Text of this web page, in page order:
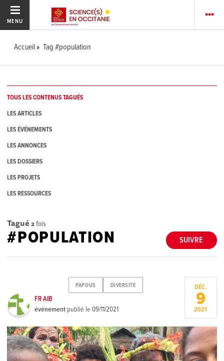
MENU
Accueil Tag #population
TOUS LES CONTENUS TAGUÉS
LES ARTICLES
LES ÉVÉNEMENTS
LES ANNONCES
LES DOSSIERS
LES PROJETS
LES RESSOURCES
Tagué 2fois
SUIVRE
#POPULATION
PAPOUS DIVERSITE
FR AIB
événement publié le09/11/2021
DÉC.
9
2021